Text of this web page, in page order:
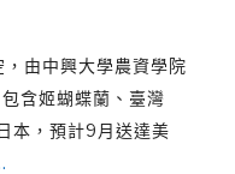
由中興大學農資學院
含姬蝴蝶蘭、臺灣
本，預計9月送達美